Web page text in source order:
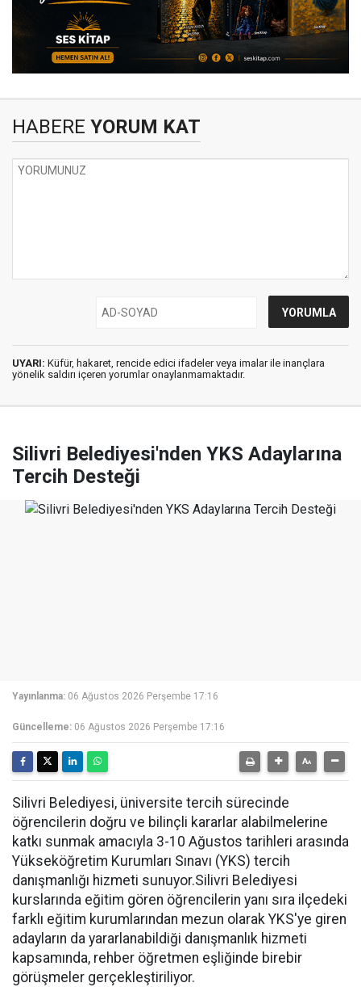
HABERE YORUM KAT
UYARI: Küfür, hakaret, rencide edici ifadeler veya imalar ile inançlara
yönelik saldırı içeren yorumlar onaylanmamaktadır.
Silivri Belediyesi'nden YKS Adaylarına
Tercih Desteği
Yayınlanma: 06 Ağustos 2026 Perşembe 17:16
Güncelleme: 06 Ağustos 2026 Perşembe 17:16
Silivri Belediyesi, üniversite tercih sürecinde
öğrencilerin doğru ve bilinçli kararlar alabilmelerine
katkı sunmak amacıyla 3-10 Ağustos tarihleri arasında
Yükseköğretim Kurumları Sınavı (YKS) tercih
danışmanlığı hizmeti sunuyor.Silivri Belediyesi
kurslarında eğitim gören öğrencilerin yanı sıra ilçedeki
farklı eğitim kurumlarından mezun olarak YKS'ye giren
adayların da yararlanabildiği danışmanlık hizmeti
kapsamında, rehber öğretmen eşliğinde birebir
görüşmeler gerçekleştiriliyor.